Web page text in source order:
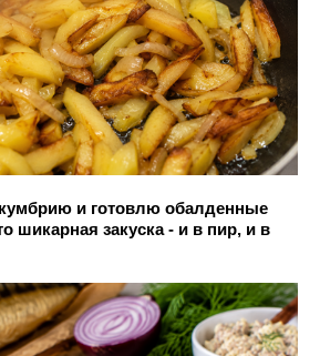
и готовлю обалденные
шикарная закуска - и в пир, и в